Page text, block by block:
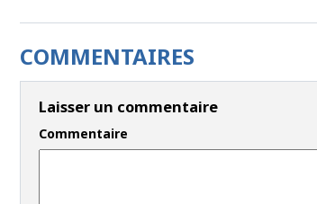
COMMENTAIRES
Laisser un commentaire
Commentaire